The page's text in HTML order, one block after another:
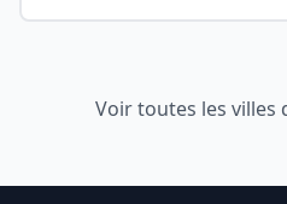
Voir toutes les villes